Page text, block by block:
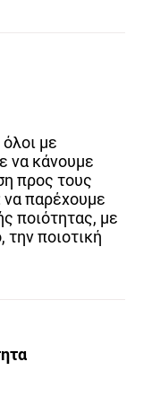
με
να κάνουμε
προς τους
να παρέχουμε
ποιότητας, με
ποιοτική